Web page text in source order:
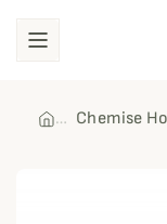
Chemise